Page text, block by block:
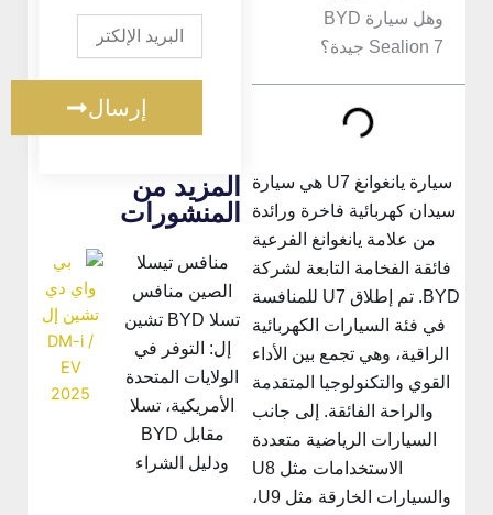
وهل سيارة BYD
Sealion 7 جيدة؟
سيارة يانغوانغ U7 هي سيارة
سيدان كهربائية فاخرة ورائدة
من علامة يانغوانغ الفرعية
فائقة الفخامة التابعة لشركة
BYD. تم إطلاق U7 للمنافسة
في فئة السيارات الكهربائية
الراقية، وهي تجمع بين الأداء
القوي والتكنولوجيا المتقدمة
والراحة الفائقة. إلى جانب
السيارات الرياضية متعددة
الاستخدامات مثل U8
والسيارات الخارقة مثل U9،
الإلكتروني
إرسال
المزيد من
المنشورات
منافس تيسلا
الصين منافس
تسلا BYD تشين
إل: التوفر في
الولايات المتحدة
الأمريكية، تسلا
مقابل BYD
ودليل الشراء